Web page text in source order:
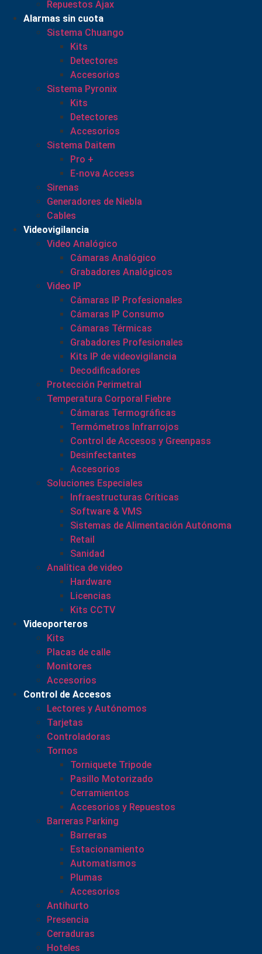
Repuestos Ajax
Alarmas sin cuota
Sistema Chuango
Kits
Detectores
Accesorios
Sistema Pyronix
Kits
Detectores
Accesorios
Sistema Daitem
Pro +
E-nova Access
Sirenas
Generadores de Niebla
Cables
Videovigilancia
Video Analógico
Cámaras Analógico
Grabadores Analógicos
Video IP
Cámaras IP Profesionales
Cámaras IP Consumo
Cámaras Térmicas
Grabadores Profesionales
Kits IP de videovigilancia
Decodificadores
Protección Perimetral
Temperatura Corporal Fiebre
Cámaras Termográficas
Termómetros Infrarrojos
Control de Accesos y Greenpass
Desinfectantes
Accesorios
Soluciones Especiales
Infraestructuras Críticas
Software & VMS
Sistemas de Alimentación Autónoma
Retail
Sanidad
Analítica de video
Hardware
Licencias
Kits CCTV
Videoporteros
Kits
Placas de calle
Monitores
Accesorios
Control de Accesos
Lectores y Autónomos
Tarjetas
Controladoras
Tornos
Torniquete Tripode
Pasillo Motorizado
Cerramientos
Accesorios y Repuestos
Barreras Parking
Barreras
Estacionamiento
Automatismos
Plumas
Accesorios
Antihurto
Presencia
Cerraduras
Hoteles